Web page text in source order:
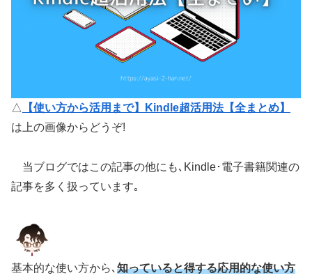
△
【使い方から活用まで】Kindle超活用法【全まとめ】
は上の画像からどうぞ!
当ブログではこの記事の他にも､Kindle･電子書籍関連の
記事を多く扱っています｡
基本的な使い方から､ 知っていると得する応用的な使い方